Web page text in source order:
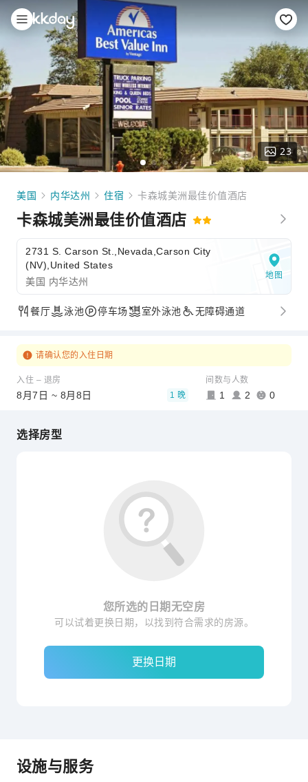
23
美国 内华达州 住宿 卡森城美洲最佳价值酒店
卡森城美洲最佳价值酒店
2731 S. Carson St.,Nevada,Carson City
(NV),United States
美国 内华达州
地图
餐厅 泳池 停车场 室外泳池 无障碍通道
请确认您的入住日期
入住 – 退房
8月7日 ~ 8月8日 1 晚
间数与人数
1 2 0
选择房型
您所选的日期无空房
可以试着更换日期，以找到符合需求的房源。
更换日期
设施与服务